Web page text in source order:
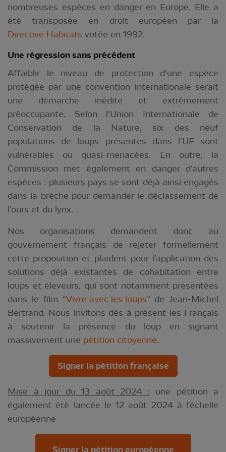
nombreuses espèces en danger en Europe. Elle a
été transposée en droit européen par la
Directive Habitats votée en 1992.
Une régression sans précédent
Affaiblir le niveau de protection d'une espèce
protégée par une convention internationale serait
une démarche inédite et extrêmement
préoccupante. Selon l'Union Internationale de
Conservation de la Nature, six des neuf
populations de loups présentes dans l'UE sont
vulnérables ou quasi-menacées. En outre, la
Commission met également en danger d'autres
espèces : plusieurs pays se sont déjà ainsi engagés
dans la brèche pour demander le déclassement de
l’ours et du lynx.
Nos organisations demandent donc au
gouvernement français de rejeter formellement
cette proposition et plaident pour l’application des
solutions déjà existantes de cohabitation entre
loups et éleveurs, qui sont notamment présentées
dans le film “Vivre avec les loups” de Jean-Michel
Bertrand. Nous invitons dès à présent les Français
à soutenir la présence du loup en signant
massivement une pétition citoyenne.
Signer la pétition française
Mise à jour du 13 août 2024 : une pétition a
également été lancée le 12 août 2024 à l'échelle
européenne
Signer la pétition européenne